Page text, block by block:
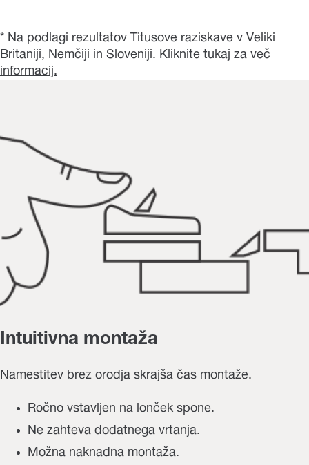
* Na podlagi rezultatov Titusove raziskave v Veliki
Britaniji, Nemčiji in Sloveniji. Kliknite tukaj za več
informacij.
Intuitivna montaža
Namestitev brez orodja skrajša čas montaže.
Ročno vstavljen na lonček spone.
Ne zahteva dodatnega vrtanja.
Možna naknadna montaža.